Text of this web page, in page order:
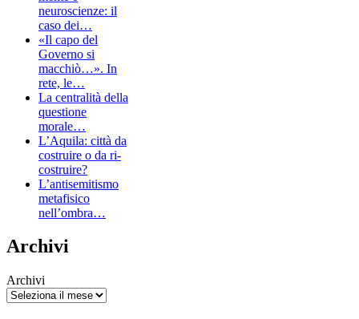
neuroscienze: il
caso dei…
«Il capo del
Governo si
macchiò…». In
rete, le…
La centralità della
questione
morale…
L’Aquila: città da
costruire o da ri-
costruire?
L’antisemitismo
metafisico
nell’ombra…
Archivi
Archivi